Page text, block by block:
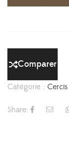
Comparer
Catégorie :
Share: